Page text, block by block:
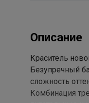
Описание
Краситель
Безупречный
сложность
Комбинация